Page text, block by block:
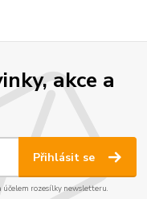
akce a
Přihlásit se
účelem rozesílky newsletteru.